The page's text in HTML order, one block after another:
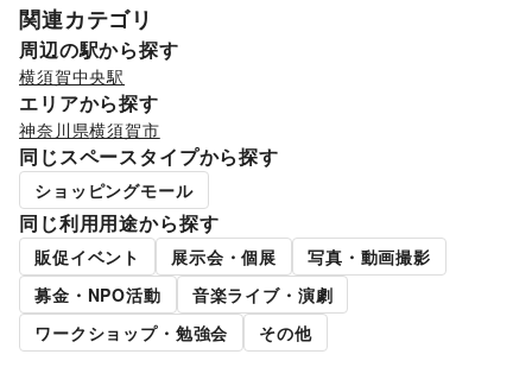
その他活動・個人
その他活動・個人
関連カテゴリ
周辺の駅から探す
横須賀中央駅
エリアから探す
神奈川県横須賀市
同じスペースタイプから探す
ショッピングモール
同じ利用用途から探す
販促イベント 展示会・個展
写真・動画撮影
募金・NPO活動
音楽ライブ・演劇
ワークショップ・勉強会
その他